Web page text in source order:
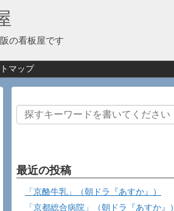
の看板屋です
マップ
最近の投稿
「京酪牛乳」（朝ドラ『あすか』）
「京都総合病院」（朝ドラ『あすか』）